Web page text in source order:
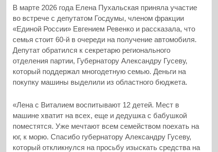
В марте 2026 года Елена Пухальская приняла участие
во встрече с депутатом Госдумы, членом фракции
«Единой России» Евгением Ревенко и рассказала, что
семья стоит 60-й в очереди на получение автомобиля.
Депутат обратился к секретарю регионального
отделения партии, Губернатору Александру Гусеву,
который поддержал многодетную семью. Деньги на
покупку машины выделили из областного бюджета.
«Лена с Виталием воспитывают 12 детей. Мест в
машине хватит на всех, еще и дедушка с бабушкой
поместятся. Уже мечтают всем семейством поехать на
юг, к морю. Спасибо губернатору Александру Гусеву,
который откликнулся на просьбу изыскать средства на